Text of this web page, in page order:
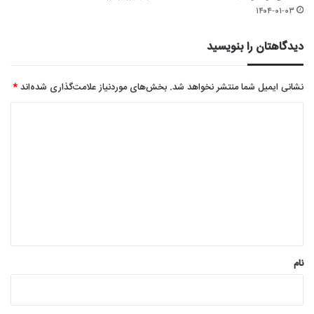
۱۴۰۴-۰۱-۰۳
دیدگاهتان را بنویسید
نشانی ایمیل شما منتشر نخواهد شد. بخش‌های موردنیاز علامت‌گذاری شده‌اند*
نام